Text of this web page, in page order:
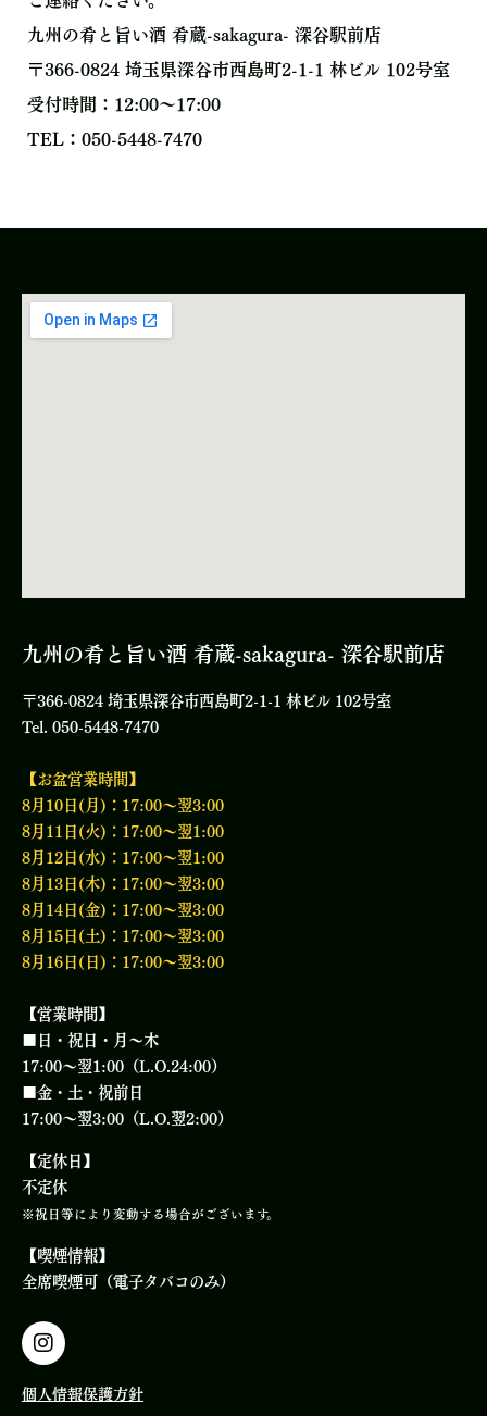
九州の肴と旨い酒 肴蔵-sakagura- 深谷駅前店
〒366-0824 埼玉県深谷市西島町2-1-1 林ビル 102号室
受付時間：12:00～17:00
TEL：050-5448-7470
九州の肴と旨い酒 肴蔵-sakagura- 深谷駅前店
〒366-0824 埼玉県深谷市西島町2-1-1 林ビル 102号室
Tel. 050-5448-7470
【お盆営業時間】
8月10日(月)：17:00〜翌3:00
8月11日(火)：17:00〜翌1:00
8月12日(水)：17:00〜翌1:00
8月13日(木)：17:00〜翌3:00
8月14日(金)：17:00〜翌3:00
8月15日(土)：17:00〜翌3:00
8月16日(日)：17:00〜翌3:00
【営業時間】
■日・祝日・月～木
17:00～翌1:00（L.O.24:00）
■金・土・祝前日
17:00～翌3:00（L.O.翌2:00）
【定休日】
不定休
※祝日等により変動する場合がございます。
【喫煙情報】
全席喫煙可（電子タバコのみ）
個人情報保護方針